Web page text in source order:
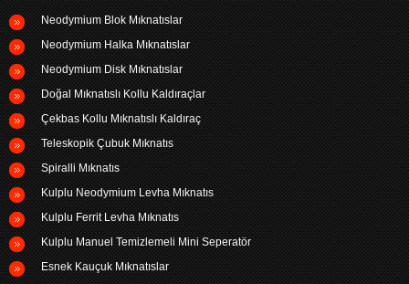
Neodymium Blok Mıknatıslar
Neodymium Halka Mıknatıslar
Neodymium Disk Mıknatıslar
Doğal Mıknatıslı Kollu Kaldıraçlar
Çekbas Kollu Mıknatıslı Kaldıraç
Teleskopik Çubuk Mıknatıs
Spiralli Mıknatıs
Kulplu Neodymium Levha Mıknatıs
Kulplu Ferrit Levha Mıknatıs
Kulplu Manuel Temizlemeli Mini Seperatör
Esnek Kauçuk Mıknatıslar